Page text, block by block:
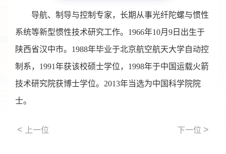
导航、制导与控制专家，长期从事光纤陀螺与惯性
系统等新型惯性技术研究工作。1966年10月9日出生于
陕西省汉中市。1988年毕业于北京航空航天大学自动控
制系，1991年获该校硕士学位，1998年于中国运载火箭
技术研究院获博士学位。2013年当选为中国科学院院
士。
< 上一位 下一位 >